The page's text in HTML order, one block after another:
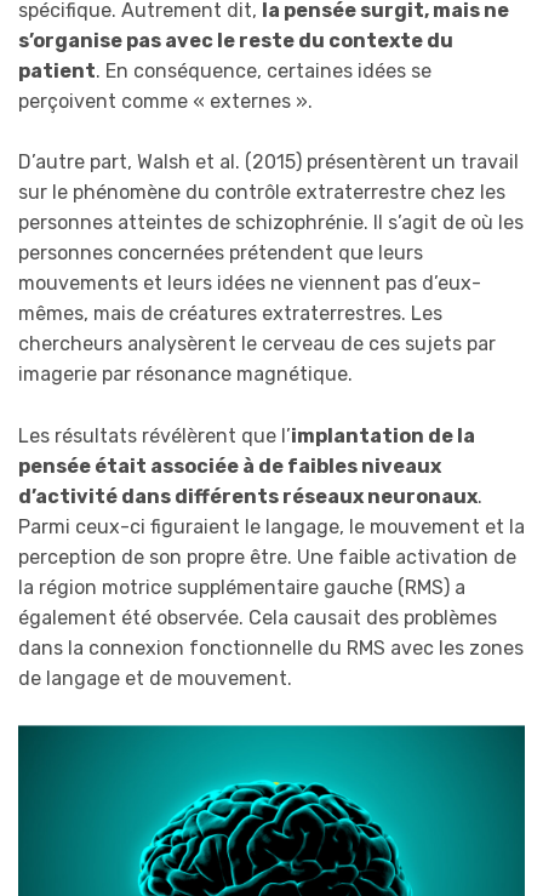
spécifique. Autrement dit, la pensée surgit, mais ne
s’organise pas avec le reste du contexte du
patient. En conséquence, certaines idées se
perçoivent comme « externes ».
D’autre part, Walsh et al. (2015) présentèrent un travail
sur le phénomène du contrôle extraterrestre chez les
personnes atteintes de schizophrénie. Il s’agit de où les
personnes concernées prétendent que leurs
mouvements et leurs idées ne viennent pas d’eux-
mêmes, mais de créatures extraterrestres. Les
chercheurs analysèrent le cerveau de ces sujets par
imagerie par résonance magnétique.
Les résultats révélèrent que l’implantation de la
pensée était associée à de faibles niveaux
d’activité dans différents réseaux neuronaux.
Parmi ceux-ci figuraient le langage, le mouvement et la
perception de son propre être. Une faible activation de
la région motrice supplémentaire gauche (RMS) a
également été observée. Cela causait des problèmes
dans la connexion fonctionnelle du RMS avec les zones
de langage et de mouvement.